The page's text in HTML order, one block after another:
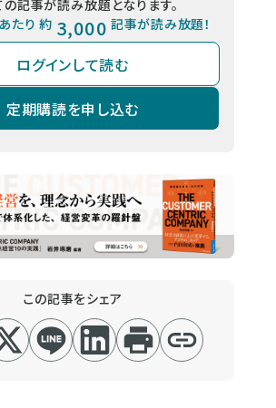
の記事が読み放題となります。
あたり 約 3,000 記事が読み放題！
ログインして読む
定期購読を申し込む
この記事をシェア